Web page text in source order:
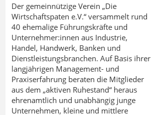
Der gemeinnützige Verein „Die
Wirtschaftspaten e.V.“ versammelt rund
40 ehemalige Führungskräfte und
Unternehmer:innen aus Industrie,
Handel, Handwerk, Banken und
Dienstleistungsbranchen. Auf Basis ihrer
langjährigen Management- und
Praxiserfahrung beraten die Mitglieder
aus dem „aktiven Ruhestand“ heraus
ehrenamtlich und unabhängig junge
Unternehmen, kleine und mittlere